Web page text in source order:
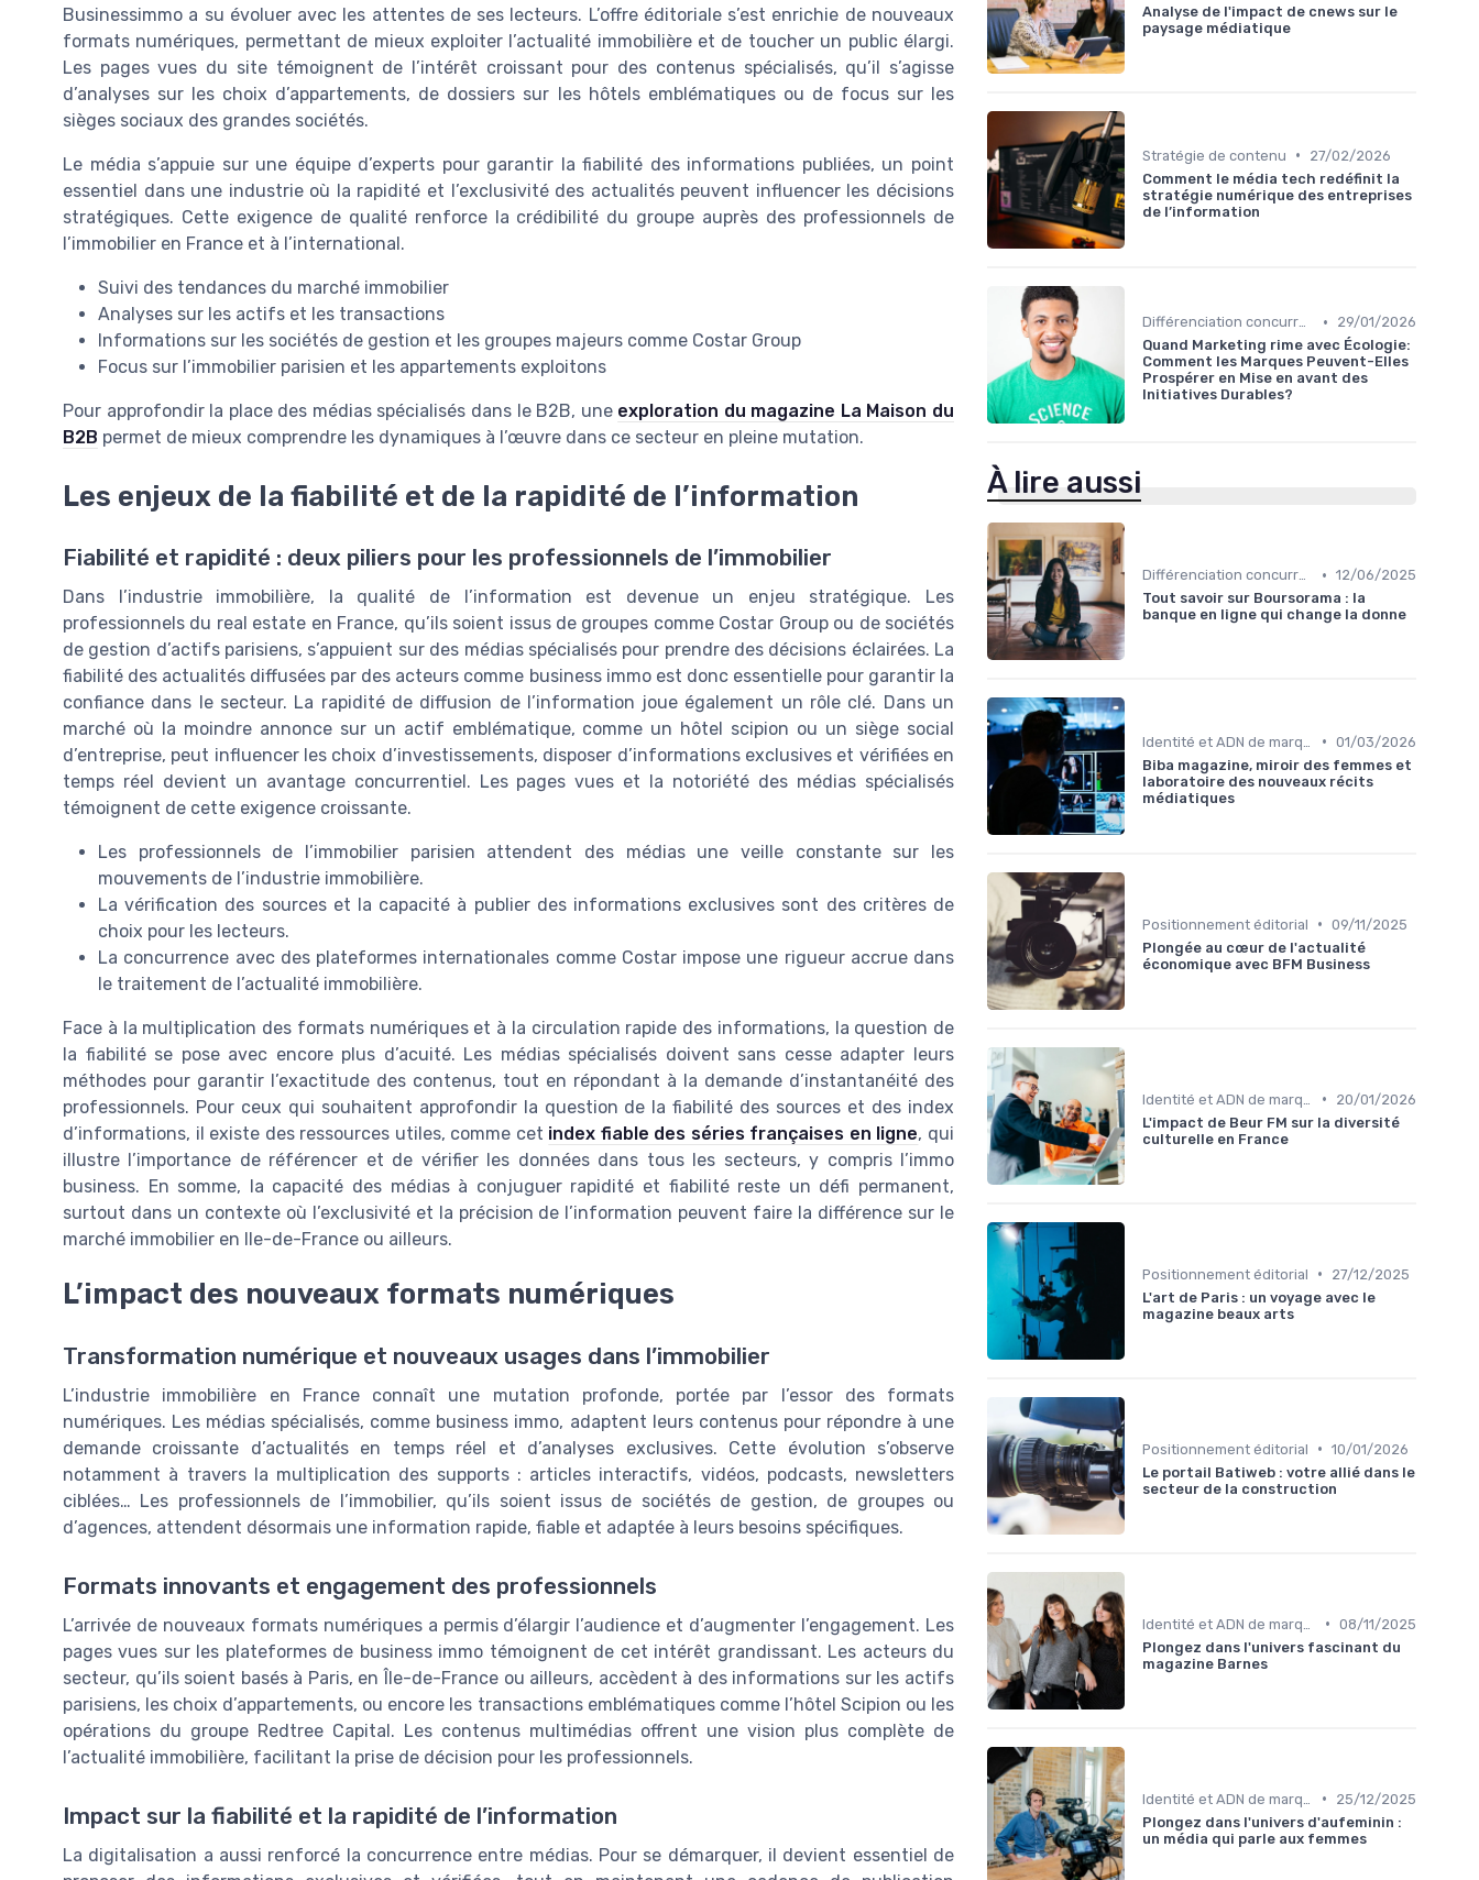
Businessimmo a su évoluer avec les attentes de ses lecteurs. L’offre éditoriale s’est enrichie de nouveaux
formats numériques, permettant de mieux exploiter l’actualité immobilière et de toucher un public élargi.
Les pages vues du site témoignent de l’intérêt croissant pour des contenus spécialisés, qu’il s’agisse
d’analyses sur les choix d’appartements, de dossiers sur les hôtels emblématiques ou de focus sur les
sièges sociaux des grandes sociétés.
Le média s’appuie sur une équipe d’experts pour garantir la fiabilité des informations publiées, un point
essentiel dans une industrie où la rapidité et l’exclusivité des actualités peuvent influencer les décisions
stratégiques. Cette exigence de qualité renforce la crédibilité du groupe auprès des professionnels de
l’immobilier en France et à l’international.
Suivi des tendances du marché immobilier
Analyses sur les actifs et les transactions
Informations sur les sociétés de gestion et les groupes majeurs comme Costar Group
Focus sur l’immobilier parisien et les appartements exploitons
Pour approfondir la place des médias spécialisés dans le B2B, une exploration du magazine La Maison du
B2B permet de mieux comprendre les dynamiques à l’œuvre dans ce secteur en pleine mutation.
Les enjeux de la fiabilité et de la rapidité de l’information
Fiabilité et rapidité : deux piliers pour les professionnels de l’immobilier
Dans l’industrie immobilière, la qualité de l’information est devenue un enjeu stratégique. Les
professionnels du real estate en France, qu’ils soient issus de groupes comme Costar Group ou de sociétés
de gestion d’actifs parisiens, s’appuient sur des médias spécialisés pour prendre des décisions éclairées. La
fiabilité des actualités diffusées par des acteurs comme business immo est donc essentielle pour garantir la
confiance dans le secteur. La rapidité de diffusion de l’information joue également un rôle clé. Dans un
marché où la moindre annonce sur un actif emblématique, comme un hôtel scipion ou un siège social
d’entreprise, peut influencer les choix d’investissements, disposer d’informations exclusives et vérifiées en
temps réel devient un avantage concurrentiel. Les pages vues et la notoriété des médias spécialisés
témoignent de cette exigence croissante.
Les professionnels de l’immobilier parisien attendent des médias une veille constante sur les
mouvements de l’industrie immobilière.
La vérification des sources et la capacité à publier des informations exclusives sont des critères de
choix pour les lecteurs.
La concurrence avec des plateformes internationales comme Costar impose une rigueur accrue dans
le traitement de l’actualité immobilière.
Face à la multiplication des formats numériques et à la circulation rapide des informations, la question de
la fiabilité se pose avec encore plus d’acuité. Les médias spécialisés doivent sans cesse adapter leurs
méthodes pour garantir l’exactitude des contenus, tout en répondant à la demande d’instantanéité des
professionnels. Pour ceux qui souhaitent approfondir la question de la fiabilité des sources et des index
d’informations, il existe des ressources utiles, comme cet index fiable des séries françaises en ligne, qui
illustre l’importance de référencer et de vérifier les données dans tous les secteurs, y compris l’immo
business. En somme, la capacité des médias à conjuguer rapidité et fiabilité reste un défi permanent,
surtout dans un contexte où l’exclusivité et la précision de l’information peuvent faire la différence sur le
marché immobilier en Ile-de-France ou ailleurs.
L’impact des nouveaux formats numériques
Transformation numérique et nouveaux usages dans l’immobilier
L’industrie immobilière en France connaît une mutation profonde, portée par l’essor des formats
numériques. Les médias spécialisés, comme business immo, adaptent leurs contenus pour répondre à une
demande croissante d’actualités en temps réel et d’analyses exclusives. Cette évolution s’observe
notamment à travers la multiplication des supports : articles interactifs, vidéos, podcasts, newsletters
ciblées… Les professionnels de l’immobilier, qu’ils soient issus de sociétés de gestion, de groupes ou
d’agences, attendent désormais une information rapide, fiable et adaptée à leurs besoins spécifiques.
Formats innovants et engagement des professionnels
L’arrivée de nouveaux formats numériques a permis d’élargir l’audience et d’augmenter l’engagement. Les
pages vues sur les plateformes de business immo témoignent de cet intérêt grandissant. Les acteurs du
secteur, qu’ils soient basés à Paris, en Île-de-France ou ailleurs, accèdent à des informations sur les actifs
parisiens, les choix d’appartements, ou encore les transactions emblématiques comme l’hôtel Scipion ou les
opérations du groupe Redtree Capital. Les contenus multimédias offrent une vision plus complète de
l’actualité immobilière, facilitant la prise de décision pour les professionnels.
Impact sur la fiabilité et la rapidité de l’information
La digitalisation a aussi renforcé la concurrence entre médias. Pour se démarquer, il devient essentiel de
Analyse de l'impact de cnews sur le
paysage médiatique
Stratégie de contenu •
27/02/2026
Comment le média tech redéfinit la
stratégie numérique des entreprises
de l’information
Différenciation concurrentielle •
29/01/2026
Quand Marketing rime avec Écologie:
Comment les Marques Peuvent-Elles
Prospérer en Mise en avant des
Initiatives Durables?
À lire aussi
Différenciation concurrentielle • 12/06/2025
Tout savoir sur Boursorama : la
banque en ligne qui change la donne
• 01/03/2026
Biba magazine, miroir des femmes et
laboratoire des nouveaux récits
médiatiques
Positionnement éditorial • 09/11/2025
Plongée au cœur de l'actualité
économique avec BFM Business
•
20/01/2026
L'impact de Beur FM sur la diversité
culturelle en France
Positionnement éditorial •
27/12/2025
L'art de Paris : un voyage avec le
magazine beaux arts
Positionnement éditorial • 10/01/2026
Le portail Batiweb : votre allié dans le
secteur de la construction
• 08/11/2025
Plongez dans l'univers fascinant du
magazine Barnes
•
25/12/2025
Plongez dans l'univers d'aufeminin :
un média qui parle aux femmes